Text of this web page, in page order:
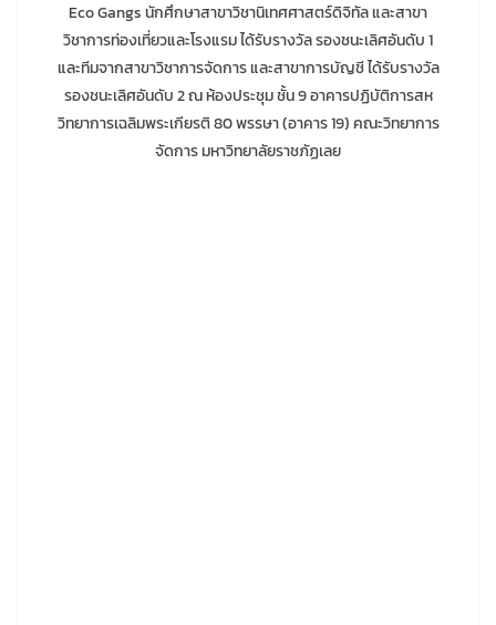
Eco Gangs นักศึกษาสาขาวิชานิเทศศาสตร์ดิจิทัล และสาขา
วิชาการท่องเที่ยวและโรงแรม ได้รับรางวัล รองชนะเลิศอันดับ 1
และทีมจากสาขาวิชาการจัดการ และสาขาการบัญชี ได้รับรางวัล
รองชนะเลิศอันดับ 2 ณ ห้องประชุม ชั้น 9 อาคารปฏิบัติการสห
วิทยาการเฉลิมพระเกียรติ 80 พรรษา (อาคาร 19) คณะวิทยาการ
จัดการ มหาวิทยาลัยราชภัฏเลย